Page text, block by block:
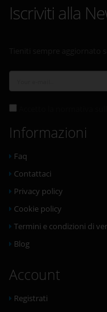
Iscriviti alla
Informazioni
Faq
Contattaci
Privacy policy
Cookie policy
Termini e condizioni di
Blog
Account
Registrati